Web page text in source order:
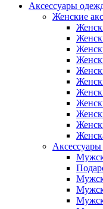
Аксессуары
Женские